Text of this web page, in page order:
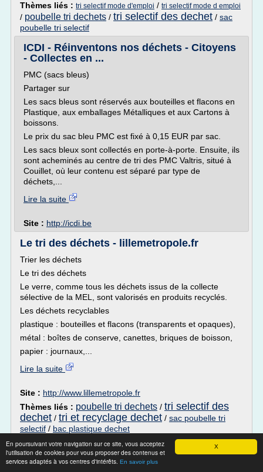
X
En poursuivant votre navigation sur ce site, vous acceptez
l'utilisation de cookies pour vous proposer des contenus et
services adaptés à vos centres d'intérêts. En savoir plus
Thèmes liés : tri selectif mode d'emploi / tri selectif mode d emploi
/ poubelle tri dechets / tri selectif des dechet / sac
poubelle tri selectif
ICDI - Réinventons nos déchets - Citoyens
- Collectes en ...
PMC (sacs bleus)
Partager sur
Les sacs bleus sont réservés aux bouteilles et flacons en
Plastique, aux emballages Métalliques et aux Cartons à
boissons.
Le prix du sac bleu PMC est fixé à 0,15 EUR par sac.
Les sacs bleux sont collectés en porte-à-porte. Ensuite, ils
sont acheminés au centre de tri des PMC Valtris, situé à
Couillet, où leur contenu est séparé par type de
déchets,...
Lire la suite
Site : http://icdi.be
Le tri des déchets - lillemetropole.fr
Trier les déchets
Le tri des déchets
Le verre, comme tous les déchets issus de la collecte
sélective de la MEL, sont valorisés en produits recyclés.
Les déchets recyclables
plastique : bouteilles et flacons (transparents et opaques),
métal : boîtes de conserve, canettes, briques de boisson,
papier : journaux,...
Lire la suite
Site : http://www.lillemetropole.fr
Thèmes liés : poubelle tri dechets / tri selectif des
dechet / tri et recyclage dechet / sac poubelle tri
selectif / bac plastique dechet
Mais de quoi est composé le plastique
Le plastique est le plus souvent constitué de: polymère(s)